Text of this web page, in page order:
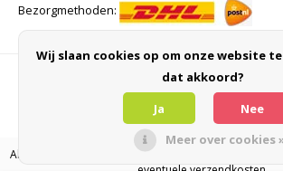
Bezorgmethoden:
Alle consumentenprijzen zijn inclusief BTW en
Wij slaan cookies op om onze website
dat akkoord?
Ja
Nee
Meer over cookies